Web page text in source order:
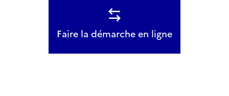
Faire la démarche en ligne